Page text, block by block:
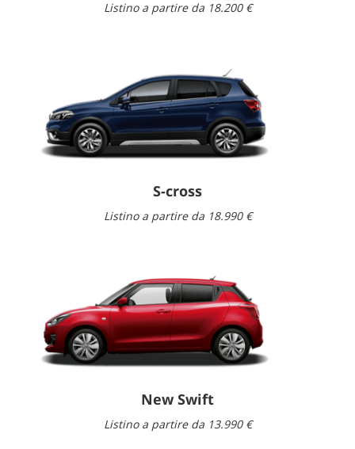
Listino a partire da 18.200 €
S-cross
Listino a partire da 18.990 €
New Swift
Listino a partire da 13.990 €